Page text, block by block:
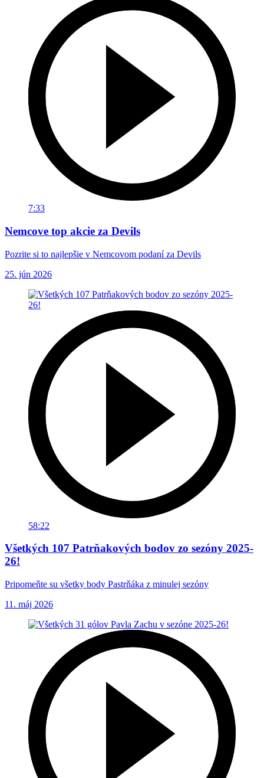
7:33
Nemcove top akcie za Devils
Pozrite si to najlepšie v Nemcovom podaní za Devils
25. jún 2026
58:22
Všetkých 107 Patrňakových bodov zo sezóny 2025-
26!
Pripomeňte su všetky body Pastrňáka z minulej sezóny
11. máj 2026